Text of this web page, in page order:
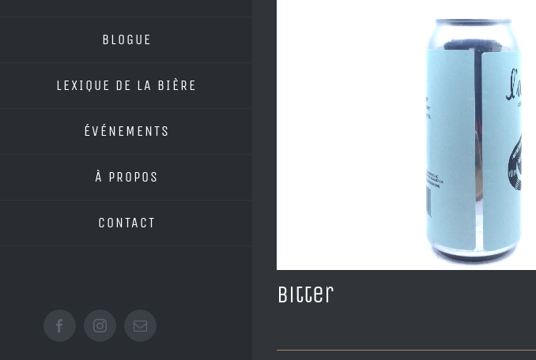
BLOGUE
LEXIQUE DE LA BIÈRE
ÉVÉNEMENTS
À PROPOS
CONTACT
FacebookInstagramEmail
Bitter